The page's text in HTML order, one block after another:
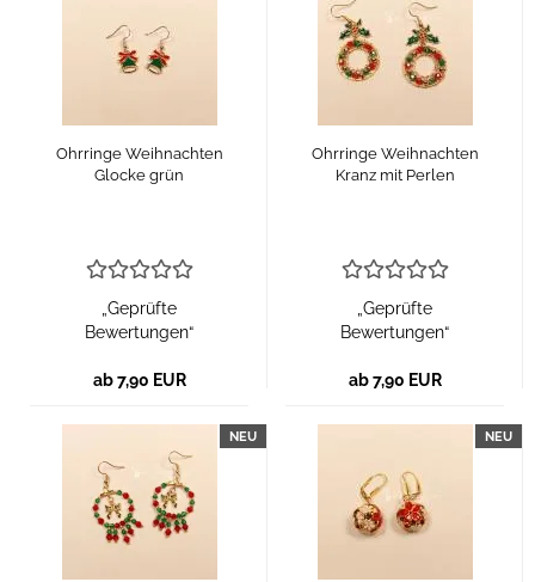
Ohrringe Weihnachten
Glocke grün
„Geprüfte
Bewertungen“
ab 7,90 EUR
Ohrringe Weihnachten
Kranz mit Perlen
„Geprüfte
Bewertungen“
ab 7,90 EUR
NEU NEU